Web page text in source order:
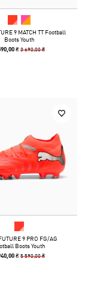
9 MATCH TT Football
Boots Youth
₴3 690,00 ₴
9 PRO FG/AG
Boots Youth
₴5 590,00 ₴